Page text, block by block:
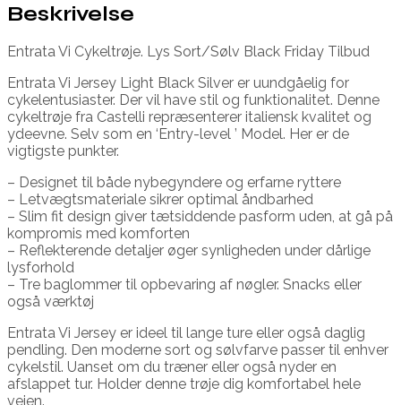
Beskrivelse
Entrata Vi Cykeltrøje. Lys Sort/Sølv Black Friday Tilbud
Entrata Vi Jersey Light Black Silver er uundgåelig for
cykelentusiaster. Der vil have stil og funktionalitet. Denne
cykeltrøje fra Castelli repræsenterer italiensk kvalitet og
ydeevne. Selv som en ‘Entry-level ’ Model. Her er de
vigtigste punkter.
– Designet til både nybegyndere og erfarne ryttere
– Letvægtsmateriale sikrer optimal åndbarhed
– Slim fit design giver tætsiddende pasform uden, at gå på
kompromis med komforten
– Reflekterende detaljer øger synligheden under dårlige
lysforhold
– Tre baglommer til opbevaring af nøgler. Snacks eller
også værktøj
Entrata Vi Jersey er ideel til lange ture eller også daglig
pendling. Den moderne sort og sølvfarve passer til enhver
cykelstil. Uanset om du træner eller også nyder en
afslappet tur. Holder denne trøje dig komfortabel hele
vejen.